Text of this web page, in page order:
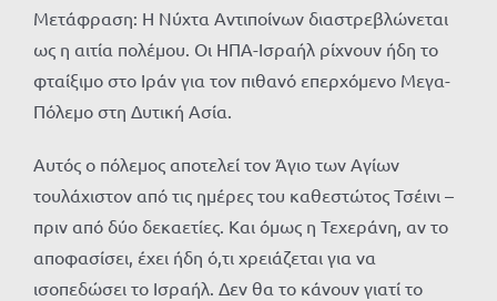
Μετάφραση: Η Νύχτα Αντιποίνων διαστρεβλώνεται
ως η αιτία πολέμου. Οι ΗΠΑ-Ισραήλ ρίχνουν ήδη το
φταίξιμο στο Ιράν για τον πιθανό επερχόμενο Μεγα-
Πόλεμο στη Δυτική Ασία.
Αυτός ο πόλεμος αποτελεί τον Άγιο των Αγίων
τουλάχιστον από τις ημέρες του καθεστώτος Τσέινι –
πριν από δύο δεκαετίες. Και όμως η Τεχεράνη, αν το
αποφασίσει, έχει ήδη ό,τι χρειάζεται για να
ισοπεδώσει το Ισραήλ. Δεν θα το κάνουν γιατί το